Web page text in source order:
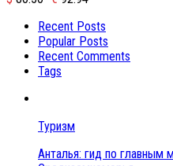
Recent Posts
Popular Posts
Recent Comments
Tags
Туризм
Анталья: гид по главным